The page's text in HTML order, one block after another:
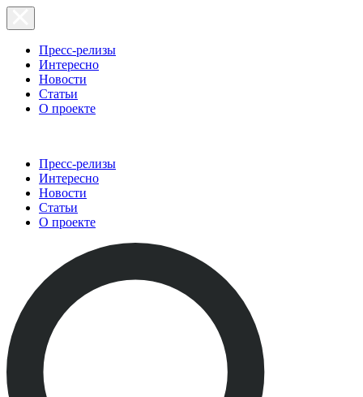
Пресс-релизы
Интересно
Новости
Статьи
О проекте
Пресс-релизы
Интересно
Новости
Статьи
О проекте